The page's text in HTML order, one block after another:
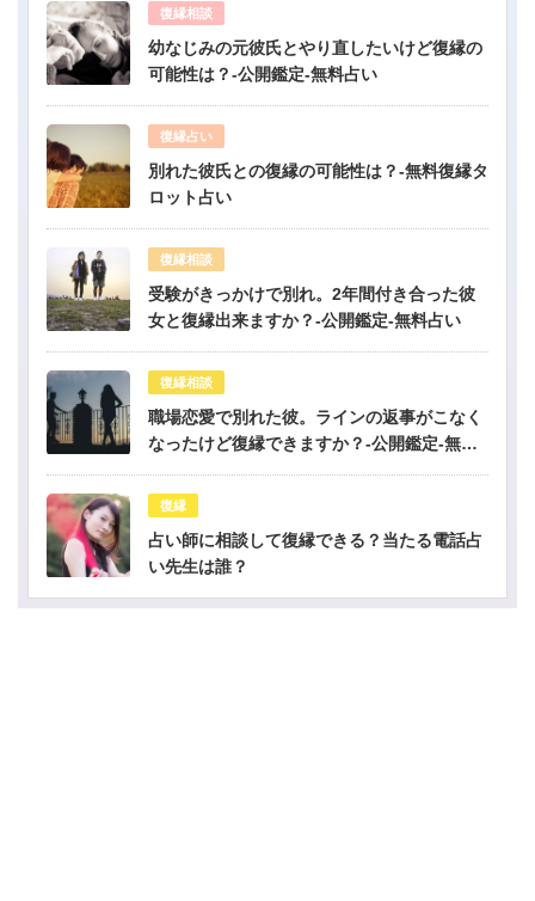
復縁相談
幼なじみの元彼氏とやり直したいけど復縁の
可能性は？-公開鑑定-無料占い
復縁占い
別れた彼氏との復縁の可能性は？-無料復縁タ
ロット占い
復縁相談
受験がきっかけで別れ。2年間付き合った彼
女と復縁出来ますか？-公開鑑定-無料占い
復縁相談
職場恋愛で別れた彼。ラインの返事がこなく
なったけど復縁できますか？-公開鑑定-無料
復縁
占い師に相談して復縁できる？当たる電話占
い先生は誰？